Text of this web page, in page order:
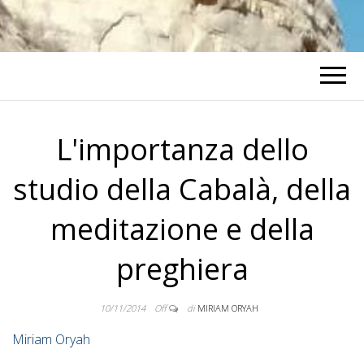
L'importanza dello
studio della Cabalà, della
meditazione e della
preghiera
10/11/2014 Off di MIRIAM ORYAH
Miriam Oryah